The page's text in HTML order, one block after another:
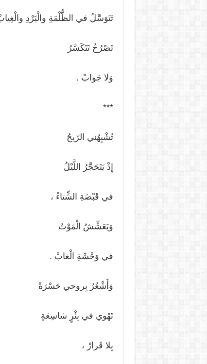
تَتَوَسَّلُ في الظُّلْمَةِ والْبَرْدِ
تَصْرُخُ تَتَكَسَّرُ
وَلا جَوابْ .
***
تُشْبِهُني الرّيحُ
إِذْ يَتَحَجَّرُ اللَّيْلُ
في قَبْضَةِ الشِّتاءْ ،
وَيَعَشِّشُ الْمَوْتُ
في وَحْشَةِ الْغابْ .
وَأَشْعُرُ بِروحي حَسْرَةً
تَهْوي في بِئْرٍ شاسِعَةٍ
بِلا قَرارْ ،